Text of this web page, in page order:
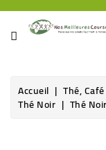
CATÉGORIE
ÉPICERIE
Accueil Thé,
Thé Noir Thé